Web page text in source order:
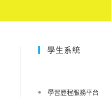
學生系統
學習歷程服務平台